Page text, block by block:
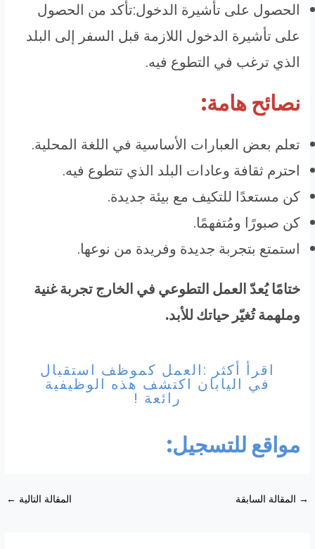
الحصول على تأشيرة الدخول:تأكد من الحصول
على تأشيرة الدخول اللازمة قبل السفر إلى البلد
الذي ترغب في التطوع فيه.
نصائح هامة:
تعلم بعض العبارات الأساسية في اللغة المحلية.
احترم ثقافة وعادات البلد الذي تتطوع فيه.
كن مستعدًا للتكيف مع بيئة جديدة.
كن صبورًا ومُتفهمًا.
استمتع بتجربة جديدة وفريدة من نوعها.
ختامًا يُعدّ العمل التطوعي في الخارج تجربة غنية
وملهمة تُغيّر حياتك للأبد.
اقرأ أكثر :العمل كموظف استقبال
في اليابان اكتشف هذه الوظيفية
رائعة !
مواقع للتسجيل:
Post
→ المقالة السابقة المقالة التالية ←